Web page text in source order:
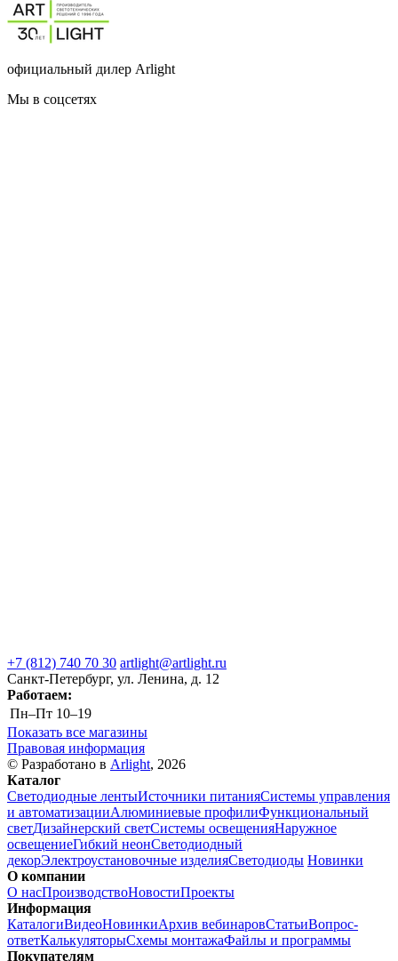
официальный дилер Arlight
Мы в соцсетях
+7 (812) 740 70 30 artlight@artlight.ru
Санкт-Петербург, ул. Ленина, д. 12
Работаем:
Пн–Пт 10–19
Показать все магазины
Правовая информация
© Разработано в Arlight, 2026
Каталог
Светодиодные лентыИсточники питанияСистемы управления
и автоматизацииАлюминиевые профилиФункциональный
светДизайнерский светСистемы освещенияНаружное
освещениеГибкий неонСветодиодный
декорЭлектроустановочные изделияСветодиоды Новинки
О компании
О насПроизводствоНовостиПроекты
Информация
КаталогиВидеоНовинкиАрхив вебинаровСтатьиВопрос-
ответКалькуляторыСхемы монтажаФайлы и программы
Покупателям